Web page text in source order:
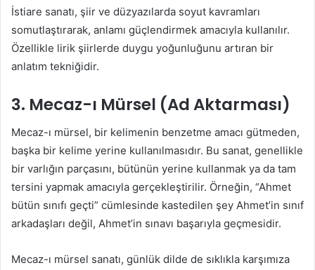
İstiare sanatı, şiir ve düzyazılarda soyut kavramları
somutlaştırarak, anlamı güçlendirmek amacıyla kullanılır.
Özellikle lirik şiirlerde duygu yoğunluğunu artıran bir
anlatım tekniğidir.
3. Mecaz-ı Mürsel (Ad Aktarması)
Mecaz-ı mürsel, bir kelimenin benzetme amacı gütmeden,
başka bir kelime yerine kullanılmasıdır. Bu sanat, genellikle
bir varlığın parçasını, bütünün yerine kullanmak ya da tam
tersini yapmak amacıyla gerçekleştirilir. Örneğin, “Ahmet
bütün sınıfı geçti” cümlesinde kastedilen şey Ahmet’in sınıf
arkadaşları değil, Ahmet’in sınavı başarıyla geçmesidir.
Mecaz-ı mürsel sanatı, günlük dilde de sıklıkla karşımıza